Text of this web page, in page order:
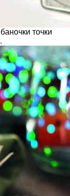
точки